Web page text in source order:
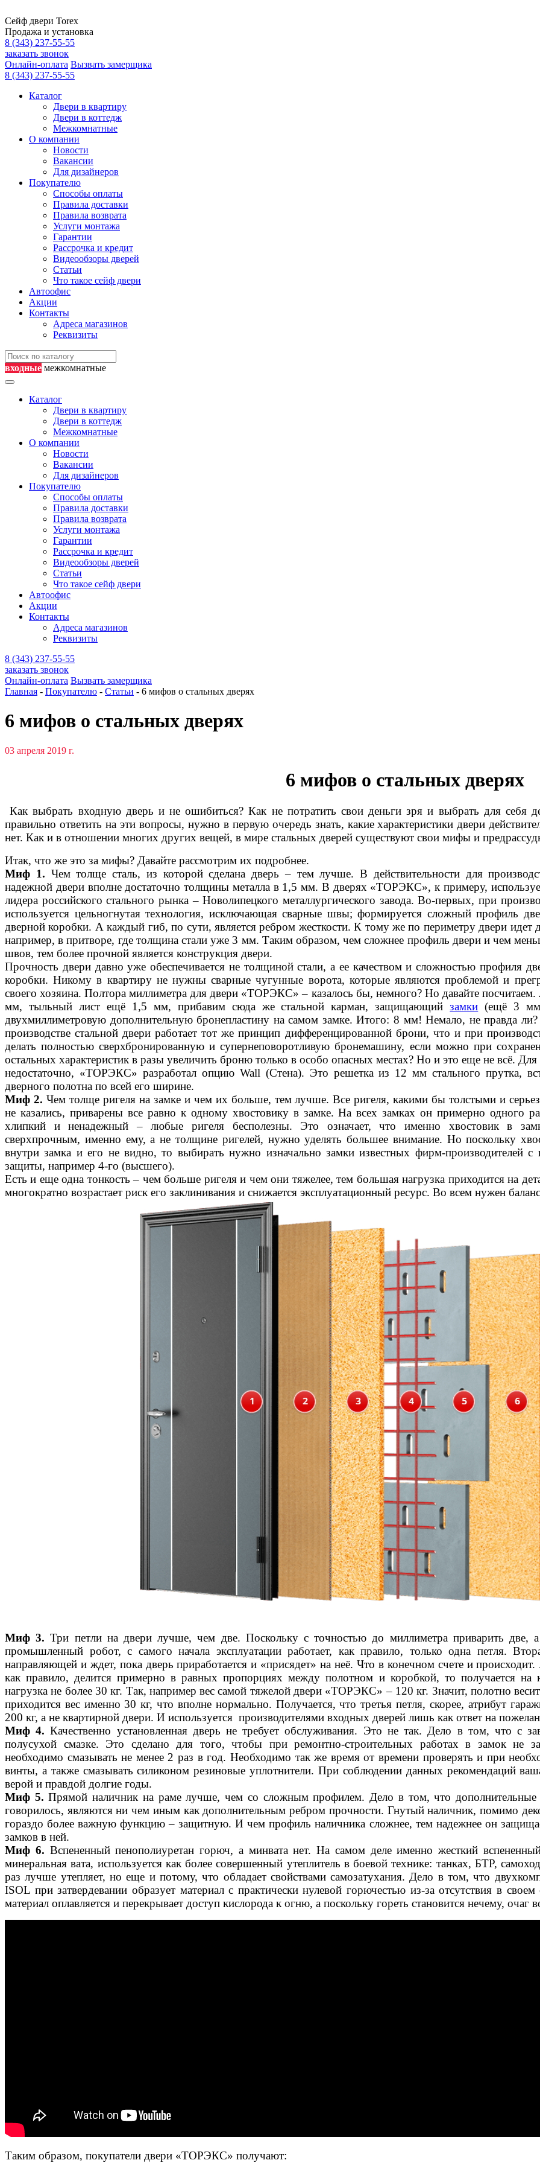
Сейф двери Torex
Продажа и установка
8 (343) 237-55-55
заказать звонок
Онлайн-оплата Вызвать замерщика
8 (343) 237-55-55
Каталог
Двери в квартиру
Двери в коттедж
Межкомнатные
О компании
Новости
Вакансии
Для дизайнеров
Покупателю
Способы оплаты
Правила доставки
Правила возврата
Услуги монтажа
Гарантии
Рассрочка и кредит
Видеообзоры дверей
Статьи
Что такое сейф двери
Автоофис
Акции
Контакты
Адреса магазинов
Реквизиты
входные межкомнатные
Каталог
Двери в квартиру
Двери в коттедж
Межкомнатные
О компании
Новости
Вакансии
Для дизайнеров
Покупателю
Способы оплаты
Правила доставки
Правила возврата
Услуги монтажа
Гарантии
Рассрочка и кредит
Видеообзоры дверей
Статьи
Что такое сейф двери
Автоофис
Акции
Контакты
Адреса магазинов
Реквизиты
8 (343) 237-55-55
заказать звонок
Онлайн-оплата Вызвать замерщика
Главная - Покупателю - Статьи - 6 мифов о стальных дверях
6 мифов о стальных дверях
03 апреля 2019 г.
6 мифов о стальных дверях
Как выбрать входную дверь и не ошибиться? Как не потратить свои деньги зря и выбрать для себя
правильно ответить на эти вопросы, нужно в первую очередь знать, какие характеристики двери
нет. Как и в отношении многих других вещей, в мире стальных дверей существуют свои мифы и
Итак, что же это за мифы? Давайте рассмотрим их подробнее.
Миф 1. Чем толще сталь, из которой сделана дверь – тем лучше. В действительности для
надежной двери вполне достаточно толщины металла в 1,5 мм. В дверях «ТОРЭКС», к примеру,
лидера российского стального рынка – Новолипецкого металлургического завода. Во-первых, при
используется цельногнутая технология, исключающая сварные швы; формируется сложный профиль
дверной коробки. А каждый гиб, по сути, является ребром жесткости. К тому же по периметру двери идет
например, в притворе, где толщина стали уже 3 мм. Таким образом, чем сложнее профиль двери и чем
швов, тем более прочной является конструкция двери.
Прочность двери давно уже обеспечивается не толщиной стали, а ее качеством и сложностью профиля
коробки. Никому в квартиру не нужны сварные чугунные ворота, которые являются проблемой и
своего хозяина. Полтора миллиметра для двери «ТОРЭКС» – казалось бы, немного? Но давайте
мм, тыльный лист ещё 1,5 мм, прибавим сюда же стальной карман, защищающий замки (ещё 3
двухмиллиметровую дополнительную бронепластину на самом замке. Итого: 8 мм! Немало, не правда
производстве стальной двери работает тот же принцип дифференцированной брони, что и при
делать полностью сверхбронированную и супернеповоротливую бронемашину, если можно при
остальных характеристик в разы увеличить броню только в особо опасных местах? Но и это еще не всё. Для
недостаточно, «ТОРЭКС» разработал опцию Wall (Стена). Это решетка из 12 мм стального прутка,
дверного полотна по всей его ширине.
Миф 2. Чем толще ригеля на замке и чем их больше, тем лучше. Все ригеля, какими бы толстыми и
не казались, приварены все равно к одному хвостовику в замке. На всех замках он примерно одного
хлипкий и ненадежный – любые ригеля бесполезны. Это означает, что именно хвостовик в
сверхпрочным, именно ему, а не толщине ригелей, нужно уделять большее внимание. Но поскольку
внутри замка и его не видно, то выбирать нужно изначально замки известных фирм-производителей с
защиты, например 4-го (высшего).
Есть и еще одна тонкость – чем больше ригеля и чем они тяжелее, тем большая нагрузка приходится на
многократно возрастает риск его заклинивания и снижается эксплуатационный ресурс. Во всем нужен
Миф 3. Три петли на двери лучше, чем две. Поскольку с точностью до миллиметра приварить
промышленный робот, с самого начала эксплуатации работает, как правило, только одна петля.
направляющей и ждет, пока дверь приработается и «присядет» на неё. Что в конечном счете и
как правило, делится примерно в равных пропорциях между полотном и коробкой, то получается на
нагрузка не более 30 кг. Так, например вес самой тяжелой двери «ТОРЭКС» – 120 кг. Значит, полотно
приходится вес именно 30 кг, что вполне нормально. Получается, что третья петля, скорее, атрибут
200 кг, а не квартирной двери. И используется производителями входных дверей лишь как ответ на
Миф 4. Качественно установленная дверь не требует обслуживания. Это не так. Дело в том, что с
полусухой смазке. Это сделано для того, чтобы при ремонтно-строительных работах в замок не
необходимо смазывать не менее 2 раз в год. Необходимо так же время от времени проверять и при
винты, а также смазывать силиконом резиновые уплотнители. При соблюдении данных рекомендаций
верой и правдой долгие годы.
Миф 5. Прямой наличник на раме лучше, чем со сложным профилем. Дело в том, что дополнительные
говорилось, являются ни чем иным как дополнительным ребром прочности. Гнутый наличник, помимо
гораздо более важную функцию – защитную. И чем профиль наличника сложнее, тем надежнее он
замков в ней.
Миф 6. Вспененный пенополиуретан горюч, а минвата нет. На самом деле именно жесткий
минеральная вата, используется как более совершенный утеплитель в боевой технике: танках, БТР,
раз лучше утепляет, но еще и потому, что обладает свойствами самозатухания. Дело в том, что
ISOL при затвердевании образует материал с практически нулевой горючестью из-за отсутствия в
материал оплавляется и перекрывает доступ кислорода к огню, а поскольку гореть становится нечему, очаг
Таким образом, покупатели двери «ТОРЭКС» получают: